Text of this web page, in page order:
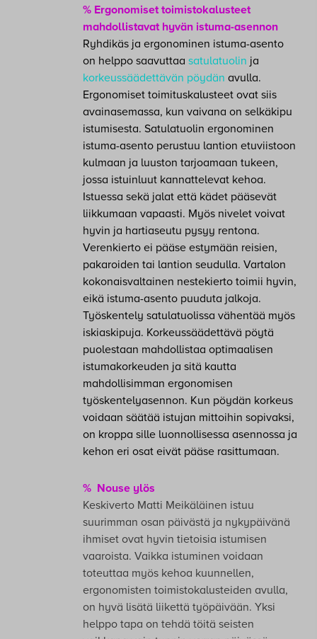
% Ergonomiset toimistokalusteet
mahdollistavat hyvän istuma-asennon
Ryhdikäs ja ergonominen istuma-asento
on helppo saavuttaa satulatuolin ja
korkeussäädettävän pöydän avulla.
Ergonomiset toimituskalusteet ovat siis
avainasemassa, kun vaivana on selkäkipu
istumisesta. Satulatuolin ergonominen
istuma-asento perustuu lantion etuviistoon
kulmaan ja luuston tarjoamaan tukeen,
jossa istuinluut kannattelevat kehoa.
Istuessa sekä jalat että kädet pääsevät
liikkumaan vapaasti. Myös nivelet voivat
hyvin ja hartiaseutu pysyy rentona.
Verenkierto ei pääse estymään reisien,
pakaroiden tai lantion seudulla. Vartalon
kokonaisvaltainen nestekierto toimii hyvin,
eikä istuma-asento puuduta jalkoja.
Työskentely satulatuolissa vähentää myös
iskiaskipuja. Korkeussäädettävä pöytä
puolestaan mahdollistaa optimaalisen
istumakorkeuden ja sitä kautta
mahdollisimman ergonomisen
työskentelyasennon. Kun pöydän korkeus
voidaan säätää istujan mittoihin sopivaksi,
on kroppa sille luonnollisessa asennossa ja
kehon eri osat eivät pääse rasittumaan.
% Nouse ylös
Keskiverto Matti Meikäläinen istuu
suurimman osan päivästä ja nykypäivänä
ihmiset ovat hyvin tietoisia istumisen
vaaroista. Vaikka istuminen voidaan
toteuttaa myös kehoa kuunnellen,
ergonomisten toimistokalusteiden avulla,
on hyvä lisätä liikettä työpäivään. Yksi
helppo tapa on tehdä töitä seisten